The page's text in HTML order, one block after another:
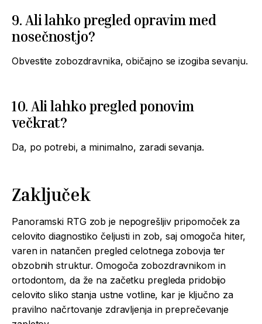
9. Ali lahko pregled opravim med
nosečnostjo?
Obvestite zobozdravnika, običajno se izogiba sevanju.
10. Ali lahko pregled ponovim
večkrat?
Da, po potrebi, a minimalno, zaradi sevanja.
Zaključek
Panoramski RTG zob je nepogrešljiv pripomoček za
celovito diagnostiko čeljusti in zob, saj omogoča hiter,
varen in natančen pregled celotnega zobovja ter
obzobnih struktur. Omogoča zobozdravnikom in
ortodontom, da že na začetku pregleda pridobijo
celovito sliko stanja ustne votline, kar je ključno za
pravilno načrtovanje zdravljenja in preprečevanje